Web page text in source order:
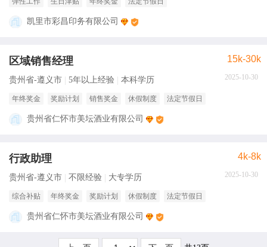
凯里市彩昌印务有限公司
区域销售经理 15k-30k
2025-10-30
贵州省-遵义市 5年以上经验 本科学历
年终奖金 奖励计划 销售奖金 休假制度 法定节假日
贵州省仁怀市美坛酒业有限公司
行政助理 4k-8k
2025-10-30
贵州省-遵义市 不限经验 大专学历
综合补贴 年终奖金 奖励计划 休假制度 法定节假日
贵州省仁怀市美坛酒业有限公司